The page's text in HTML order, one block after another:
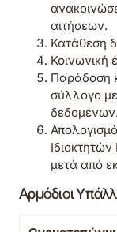
αιτήσεων.
Κατάθεση
Κοινωνική
Παράδοση
σύλλογο
δεδομένων.
μετά από
Αρμόδιοι